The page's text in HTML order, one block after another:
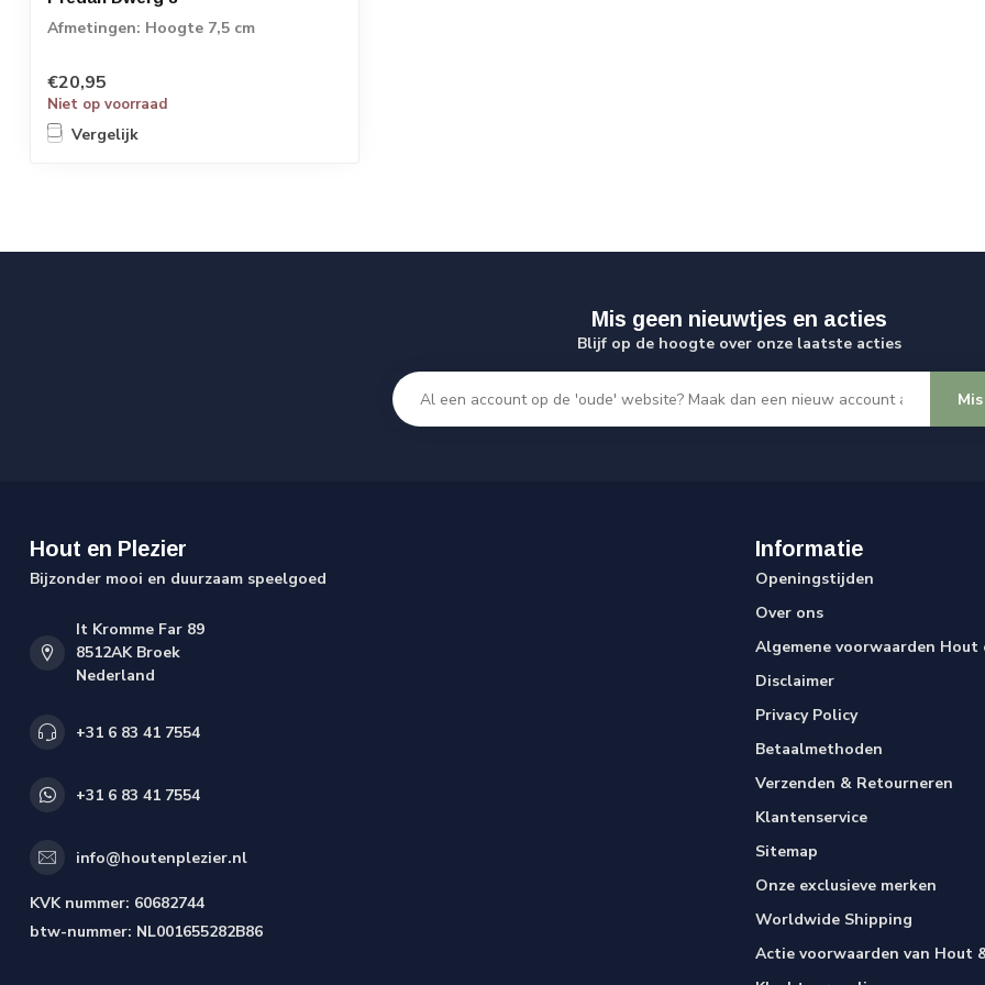
Afmetingen: Hoogte 7,5 cm
€20,95
Niet op voorraad
Vergelijk
Mis geen nieuwtjes en acties
Blijf op de hoogte over onze laatste acties
Hout en Plezier
Bijzonder mooi en duurzaam speelgoed
It Kromme Far 89
8512AK Broek
Nederland
+31 6 83 41 7554
+31 6 83 41 7554
info@houtenplezier.nl
KVK nummer: 60682744
btw-nummer: NL001655282B86
Informatie
Openingstijden
Over ons
Algemene voorwaarden Hout
Disclaimer
Privacy Policy
Betaalmethoden
Verzenden & Retourneren
Klantenservice
Sitemap
Onze exclusieve merken
Worldwide Shipping
Actie voorwaarden van Hout